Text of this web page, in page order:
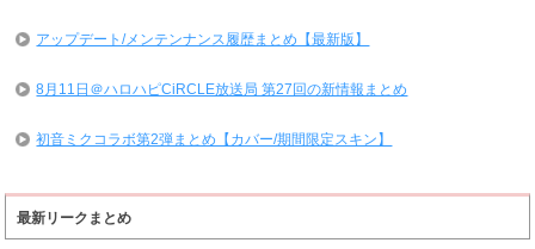
アップデート/メンテンナンス履歴まとめ【最新版】
8月11日＠ハロハピCiRCLE放送局 第27回の新情報まとめ
初音ミクコラボ第2弾まとめ【カバー/期間限定スキン】
最新リークまとめ